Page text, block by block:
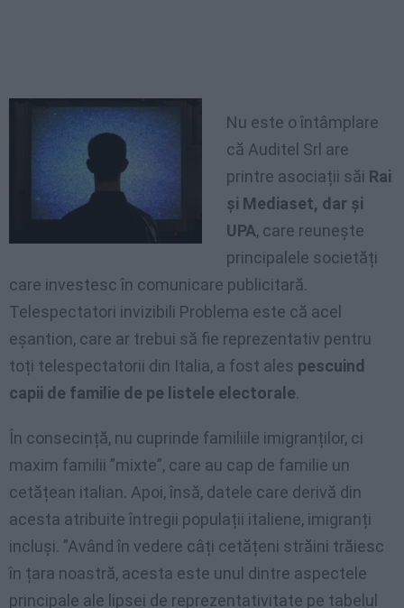
Nu este o întâmplare
că Auditel Srl are
printre asociații săi Rai
și Mediaset, dar și
UPA, care reunește
principalele societăți
care investesc în comunicare publicitară.
Telespectatori invizibili Problema este că acel
eșantion, care ar trebui să fie reprezentativ pentru
toți telespectatorii din Italia, a fost ales pescuind
capii de familie de pe listele electorale.
În consecință, nu cuprinde familiile imigranților, ci
maxim familii ”mixte”, care au cap de familie un
cetățean italian. Apoi, însă, datele care derivă din
acesta atribuite întregii populații italiene, imigranți
incluși. ”Având în vedere câți cetățeni străini trăiesc
în țara noastră, acesta este unul dintre aspectele
principale ale lipsei de reprezentativitate pe tabelul